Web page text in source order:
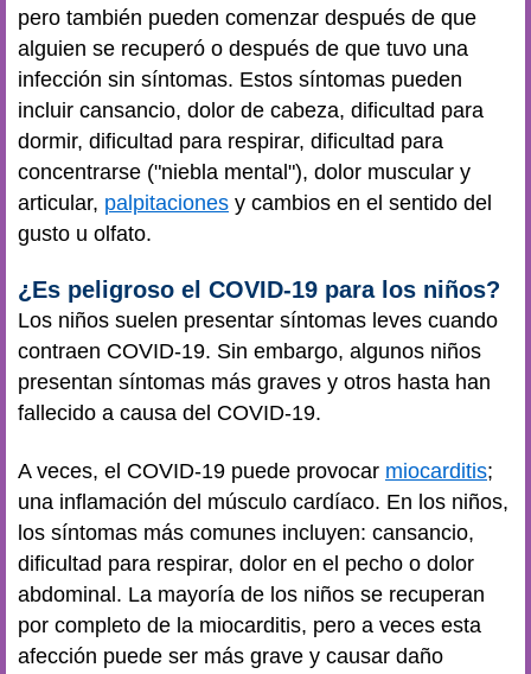
pero también pueden comenzar después de que
alguien se recuperó o después de que tuvo una
infección sin síntomas. Estos síntomas pueden
incluir cansancio, dolor de cabeza, dificultad para
dormir, dificultad para respirar, dificultad para
concentrarse ("niebla mental"), dolor muscular y
articular, palpitaciones y cambios en el sentido del
gusto u olfato.
¿Es peligroso el COVID-19 para los niños?
Los niños suelen presentar síntomas leves cuando
contraen COVID-19. Sin embargo, algunos niños
presentan síntomas más graves y otros hasta han
fallecido a causa del COVID-19.
A veces, el COVID-19 puede provocar miocarditis;
una inflamación del músculo cardíaco. En los niños,
los síntomas más comunes incluyen: cansancio,
dificultad para respirar, dolor en el pecho o dolor
abdominal. La mayoría de los niños se recuperan
por completo de la miocarditis, pero a veces esta
afección puede ser más grave y causar daño